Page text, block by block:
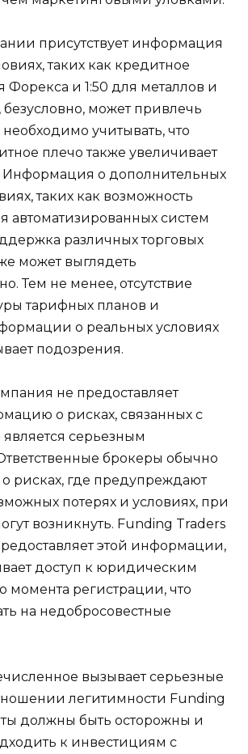
присутствует информация
таких как кредитное
Форекса и 1:50 для металлов и
безусловно, может привлечь
учитывать, что
плечо также увеличивает
Информация о дополнительных
таких как возможность
автоматизированных систем
различных торговых
может выглядеть
Тем не менее, отсутствие
тарифных планов и
о реальных условиях
подозрения.
не предоставляет
о рисках, связанных с
является серьезным
брокеры обычно
рисках, где предупреждают
потерях и условиях, при
возникнуть. Funding Traders
этой информации,
доступ к юридическим
момента регистрации, что
на недобросовестные
вызывает серьезные
легитимности Funding
должны быть осторожны и
к инвестициям с